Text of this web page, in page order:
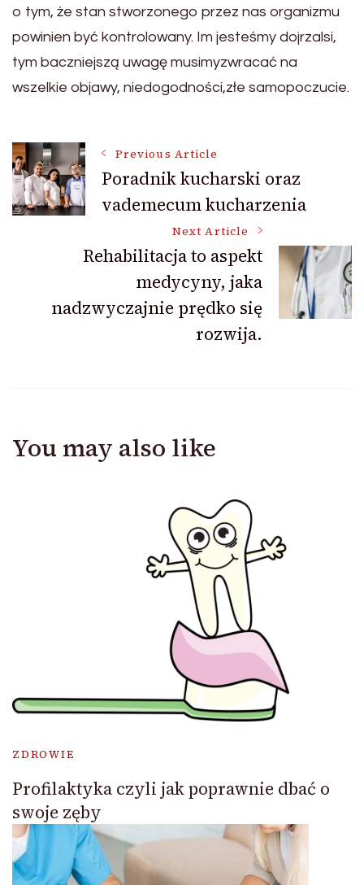
o tym, że stan stworzonego przez nas organizmu
powinien być kontrolowany. Im jesteśmy dojrzalsi,
tym baczniejszą uwagę musimyzwracać na
wszelkie objawy, niedogodności,złe samopoczucie.
Post
Navigation
Previous Article
Poradnik kucharski oraz
vademecum kucharzenia
Next Article
Rehabilitacja to aspekt
medycyny, jaka
nadzwyczajnie prędko się
rozwija.
You may also like
ZDROWIE
Profilaktyka czyli jak poprawnie dbać o
swoje zęby